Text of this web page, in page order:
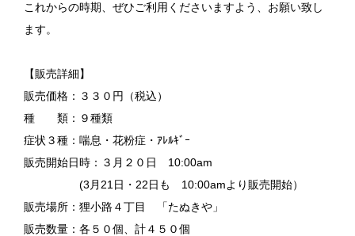
これからの時期、ぜひご利用くださいますよう、お願い致し
ます。
【販売詳細】
販売価格：３３０円（税込）
種 類：９種類
症状３種：喘息・花粉症・ｱﾚﾙｷﾞｰ
販売開始日時：３月２０日 10:00am
(3月21日・22日も 10:00amより販売開始）
販売場所：狸小路４丁目 「たぬきや」
販売数量：各５０個、計４５０個